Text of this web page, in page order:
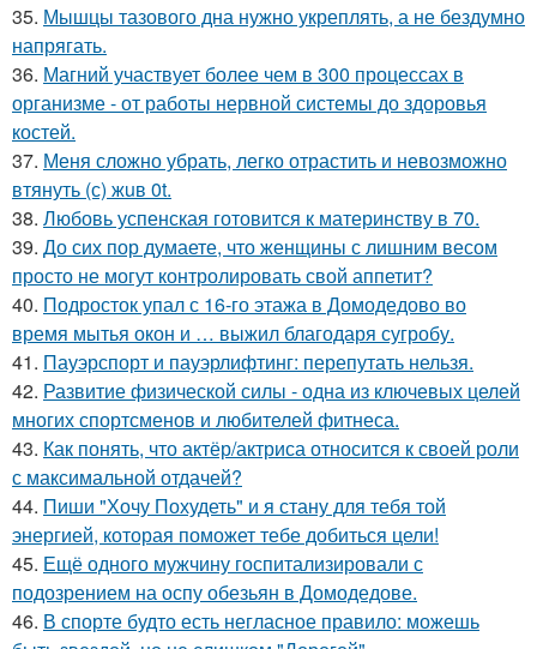
35. Мышцы тазового дна нужно укреплять, а не бездумно
напрягать.
36. Магний участвует более чем в 300 процессах в
организме - от работы нервной системы до здоровья
костей.
37. Меня сложно убрать, легко отрастить и невозможно
втянуть (с) жuв 0t.
38. Любовь успенская готовится к материнству в 70.
39. До сих пор думаете, что женщины с лишним весом
просто не могут контролировать свой аппетит?
40. Подросток упал с 16-го этажа в Домодедово во
время мытья окон и … выжил благодаря сугробу.
41. Пауэрспорт и пауэрлифтинг: перепутать нельзя.
42. Развитие физической силы - одна из ключевых целей
многих спортсменов и любителей фитнеса.
43. Как понять, что актёр/актриса относится к своей роли
с максимальной отдачей?
44. Пиши "Хочу Похудеть" и я стану для тебя той
энергией, которая поможет тебе добиться цели!
45. Ещё одного мужчину госпитализировали с
подозрением на оспу обезьян в Домодедове.
46. В спорте будто есть негласное правило: можешь